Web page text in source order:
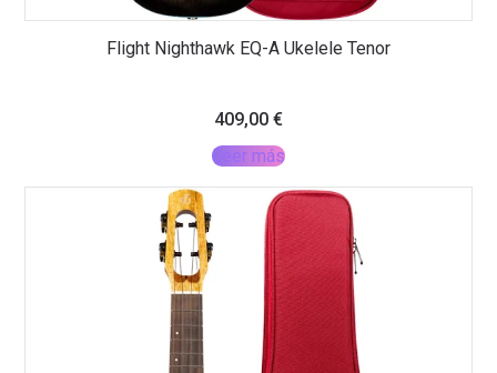
Flight Nighthawk EQ-A Ukelele Tenor
409,00 €
Leer más